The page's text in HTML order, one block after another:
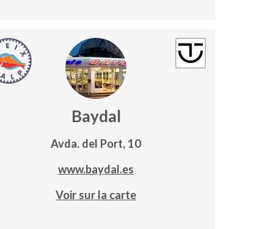
Baydal
Avda. del Port, 10
www.baydal.es
Voir sur la carte